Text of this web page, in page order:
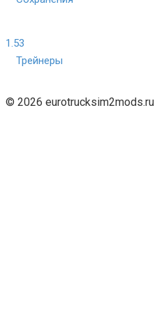
1.53
Трейнеры
© 2026 eurotrucksim2mods.ru